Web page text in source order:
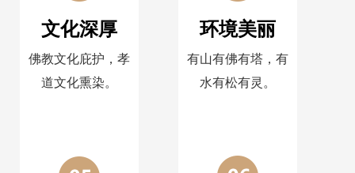
文化深厚
佛教文化庇护，孝
道文化熏染。
环境美丽
有山有佛有塔，有
水有松有灵。